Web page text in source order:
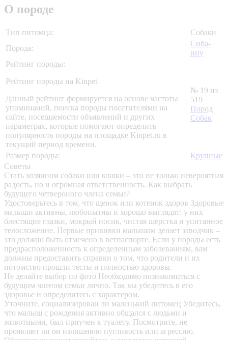
О породе
Тип питомца:
Собаки
Порода:
Сиба-
ину
Рейтинг породы:
Рейтинг породы на Kinpet
Данный рейтинг формируется на основе частоты
упоминаний, поиска породы посетителями на
сайте, посещаемости объявлений и других
параметрах, которые помогают определить
популярность породы на площадке Kinpet.ru в
текущий период времени.
№ 19 из
519
Пород
Собак
Размер породы:
Крупные
Советы
Стать хозяином собаки или кошки – это не только невероятная
радость, но и огромная ответственность. Как выбрать
будущего четвероного члена семьи?
Удостоверьтесь в том, что щенок или котенок здоров Здоровые
малыши активны, любопытны и хорошо выглядят: у них
блестящие глазки, мокрый носик, чистая шерстка и упитанное
телосложение. Первые прививки малышам делает заводчик –
это должно быть отмечено в ветпаспорте. Если у породы есть
предрасположенность к определенным заболеваниям, вам
должны предоставить справки о том, что родители и их
потомство прошли тесты и полностью здоровы.
Не делайте выбор по фото Необходимо познакомиться с
будущим членом семьи лично. Так вы убедитесь в его
здоровье и определитесь с характером.
Уточните, социализирован ли маленький питомец Убедитесь,
что малыш с рождения активно общался с людьми и
животными, был приучен к туалету. Посмотрите, не
проявляет ли он излишнюю пугливость или агрессию.